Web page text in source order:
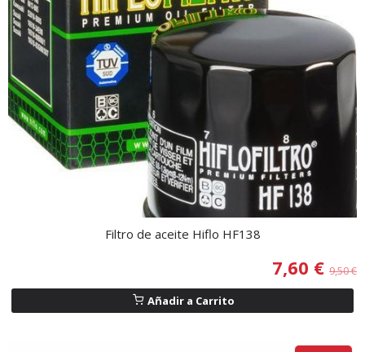
Filtro de aceite Hiflo HF138
7,60 € 9,50 €
Añadir a Carrito